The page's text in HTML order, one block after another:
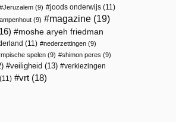
Jeruzalem (9) joods onderwijs (11)
(9) magazine (19)
moshe aryeh friedman
(11) nederzettingen (9)
spelen (9) shimon peres (9)
veiligheid (13)
verkiezingen
(11) vrt (18)